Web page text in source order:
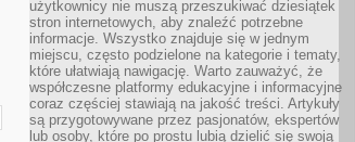
użytkownicy nie muszą przeszukiwać dziesiątek
stron internetowych, aby znaleźć potrzebne
informacje. Wszystko znajduje się w jednym
miejscu, często podzielone na kategorie i tematy,
które ułatwiają nawigację. Warto zauważyć, że
współczesne platformy edukacyjne i informacyjne
coraz częściej stawiają na jakość treści. Artykuły
są przygotowywane przez pasjonatów, ekspertów
lub osoby, które po prostu lubią dzielić się swoją